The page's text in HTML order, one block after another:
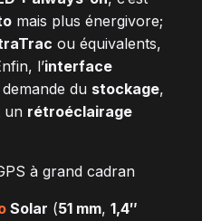
mais plus énergivore;
ou équivalents,
l’interface
demande du stockage,
un rétroéclairage
à grand cadran
Solar (51 mm, 1,4″